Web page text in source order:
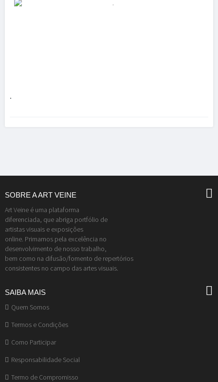
.
SOBRE A ART VEINE
Art Veine é uma plataforma
diferenciada, que abriga portfólio de
artistas visuais e exposições
online. Primamos pela excelência no
desenvolvimento de nosso trabalho,
bem como na difusão/fomento de repertórios
consistentes no campo das artes visuais.
SAIBA MAIS
Quem Somos
Termos e Condições
Como Participar
Responsabilidade Social
Termo de Compromisso